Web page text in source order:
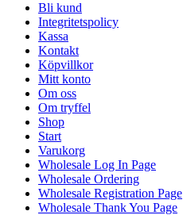
Bli kund
Integritetspolicy
Kassa
Kontakt
Köpvillkor
Mitt konto
Om oss
Om tryffel
Shop
Start
Varukorg
Wholesale Log In Page
Wholesale Ordering
Wholesale Registration Page
Wholesale Thank You Page